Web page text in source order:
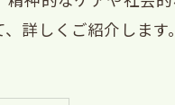
詳しくご紹介します。